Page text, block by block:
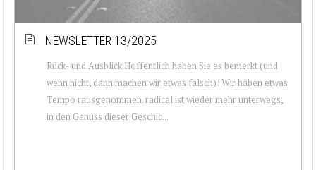
NEWSLETTER 13/2025
Rück- und Ausblick Hoffentlich haben Sie es bemerkt (und
wenn nicht, dann machen wir etwas falsch): Wir haben etwas
Tempo rausgenommen. radical ist wieder mehr unterwegs,
in den Genuss dieser Geschic...